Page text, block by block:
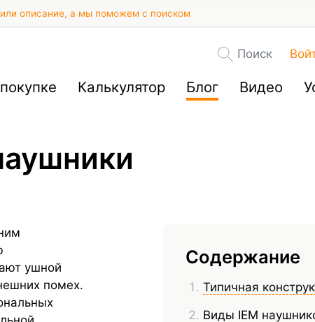
описание, а мы поможем с поиском
Поиск
Калькулятор Блог Видео
Содержание
Типичная
Виды IEM
ушной
помех.